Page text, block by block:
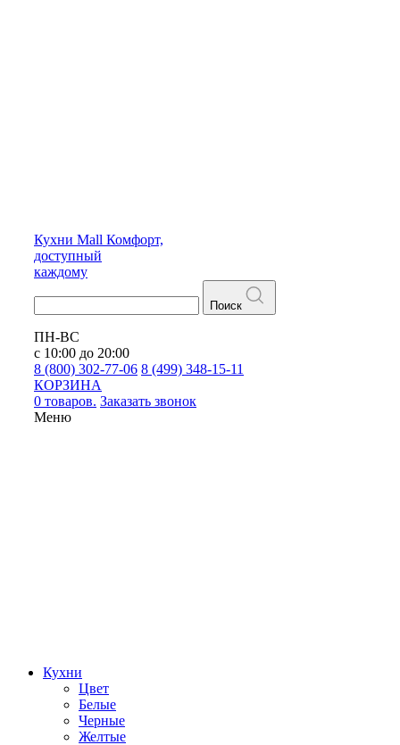
Кухни Mall Комфорт,
доступный
каждому
Поиск
ПН-ВС
с 10:00 до 20:00
8 (800) 302-77-06 8 (499) 348-15-11
КОРЗИНА
0 товаров. Заказать звонок
Меню
Кухни
Цвет
Белые
Черные
Желтые